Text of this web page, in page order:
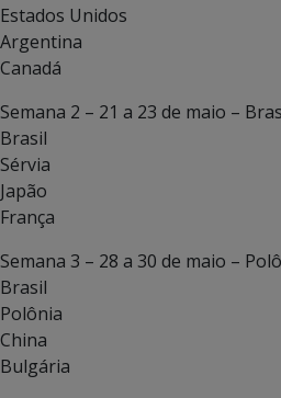
Estados Unidos
Argentina
Canadá
Semana 2 – 21 a 23 de maio –
Brasil
Sérvia
Japão
França
Semana 3 – 28 a 30 de maio –
Brasil
Polônia
China
Bulgária